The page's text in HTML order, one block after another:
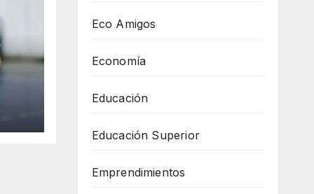
Eco Amigos
Economía
Educación
Educación Superior
Emprendimientos